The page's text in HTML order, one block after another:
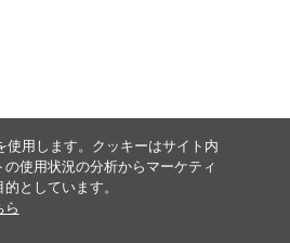
使用します。クッキーはサイト内
使用状況の分析からマーケティ
としています。
ら